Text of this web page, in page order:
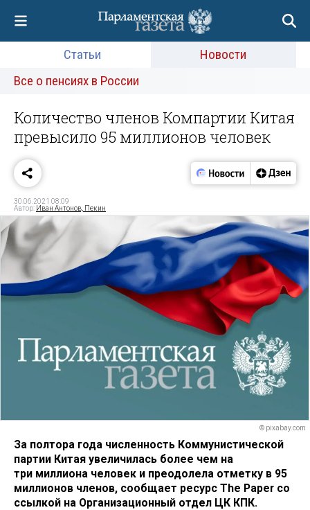
Статьи
Новости
Все о пенсиях в России
Количество членов Компартии Китая
превысило 95 миллионов человек
30.06.2021 08:09
Автор: Иван Антонов, Пекин
© pixabay.com
За полтора года численность Коммунистической
партии Китая увеличилась более чем на
три миллиона человек и преодолела отметку в 95
миллионов членов, сообщает ресурс The Paper со
ссылкой на Организационный отдел ЦК КПК.